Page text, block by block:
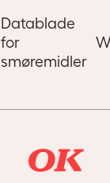
Datablade
for
smøremidler